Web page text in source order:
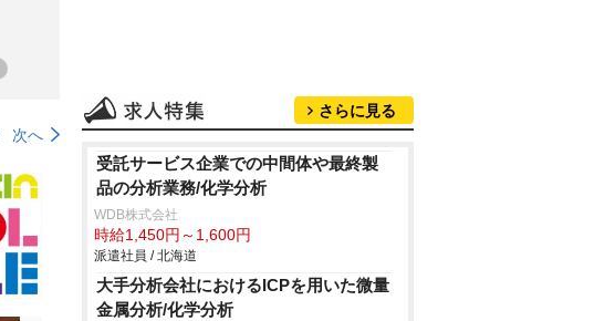
次へ
さらに見る
受託サービス企業での中間体や最終製
品の分析業務/化学分析
WDB株式会社
時給1,450円～1,600円
派遣社員 / 北海道
大手分析会社におけるICPを用いた微量
金属分析/化学分析